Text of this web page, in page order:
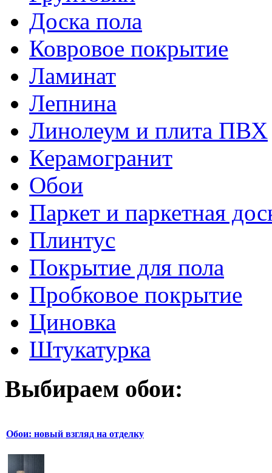
Доска пола
Ковровое покрытие
Ламинат
Лепнина
Линолеум и плита ПВХ
Керамогранит
Обои
Паркет и паркетная
Плинтус
Покрытие для пола
Пробковое покрытие
Циновка
Штукатурка
Выбираем обои:
Обои: новый взгляд на отделку